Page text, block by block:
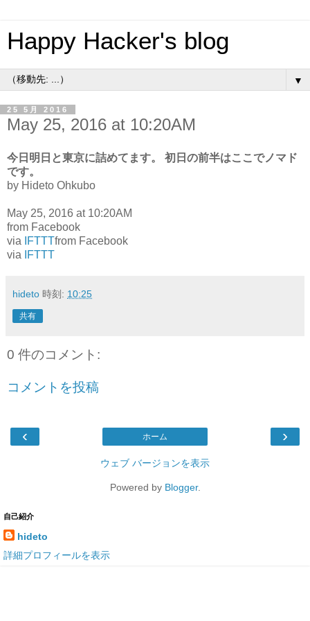
Happy Hacker's blog
▼
25 5月 2016
May 25, 2016 at 10:20AM
今日明日と東京に詰めてます。 初日の前半はここでノマド
です。
by Hideto Ohkubo
May 25, 2016 at 10:20AM
from Facebook
via
IFTTTfrom Facebook
via
IFTTT
hideto 時刻: 10:25
共有
0 件のコメント:
コメントを投稿
‹ ›
ホーム
ウェブ バージョンを表示
Powered by Blogger.
自己紹介
hideto
詳細プロフィールを表示